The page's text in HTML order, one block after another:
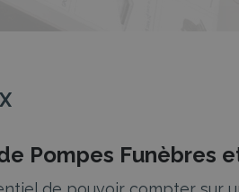
Pompes Funèbres